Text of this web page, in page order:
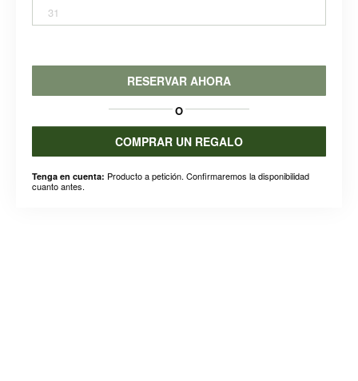
31
RESERVAR AHORA
O
COMPRAR UN REGALO
Tenga en cuenta: Producto a petición. Confirmaremos la disponibilidad
cuanto antes.